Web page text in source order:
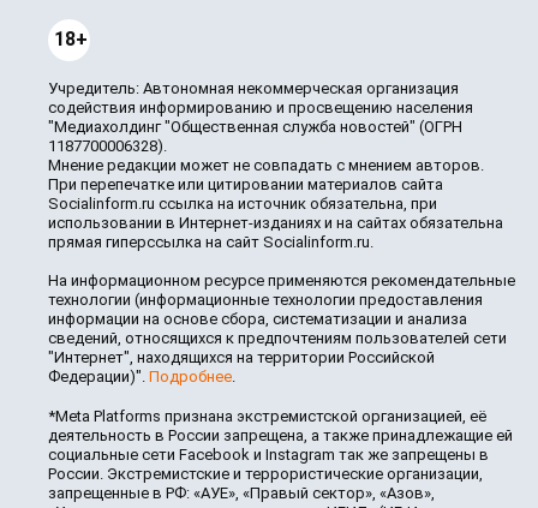
18+
Учредитель: Автономная некоммерческая организация
содействия информированию и просвещению населения
"Медиахолдинг "Общественная служба новостей" (ОГРН
1187700006328).
Мнение редакции может не совпадать с мнением авторов.
При перепечатке или цитировании материалов сайта
Socialinform.ru ссылка на источник обязательна, при
использовании в Интернет-изданиях и на сайтах обязательна
прямая гиперссылка на сайт Socialinform.ru.
На информационном ресурсе применяются рекомендательные
технологии (информационные технологии предоставления
информации на основе сбора, систематизации и анализа
сведений, относящихся к предпочтениям пользователей сети
"Интернет", находящихся на территории Российской
Федерации)". Подробнее.
*Meta Platforms признана экстремистской организацией, её
деятельность в России запрещена, а также принадлежащие ей
социальные сети Facebook и Instagram так же запрещены в
России. Экстремистские и террористические организации,
запрещенные в РФ: «АУЕ», «Правый сектор», «Азов»,